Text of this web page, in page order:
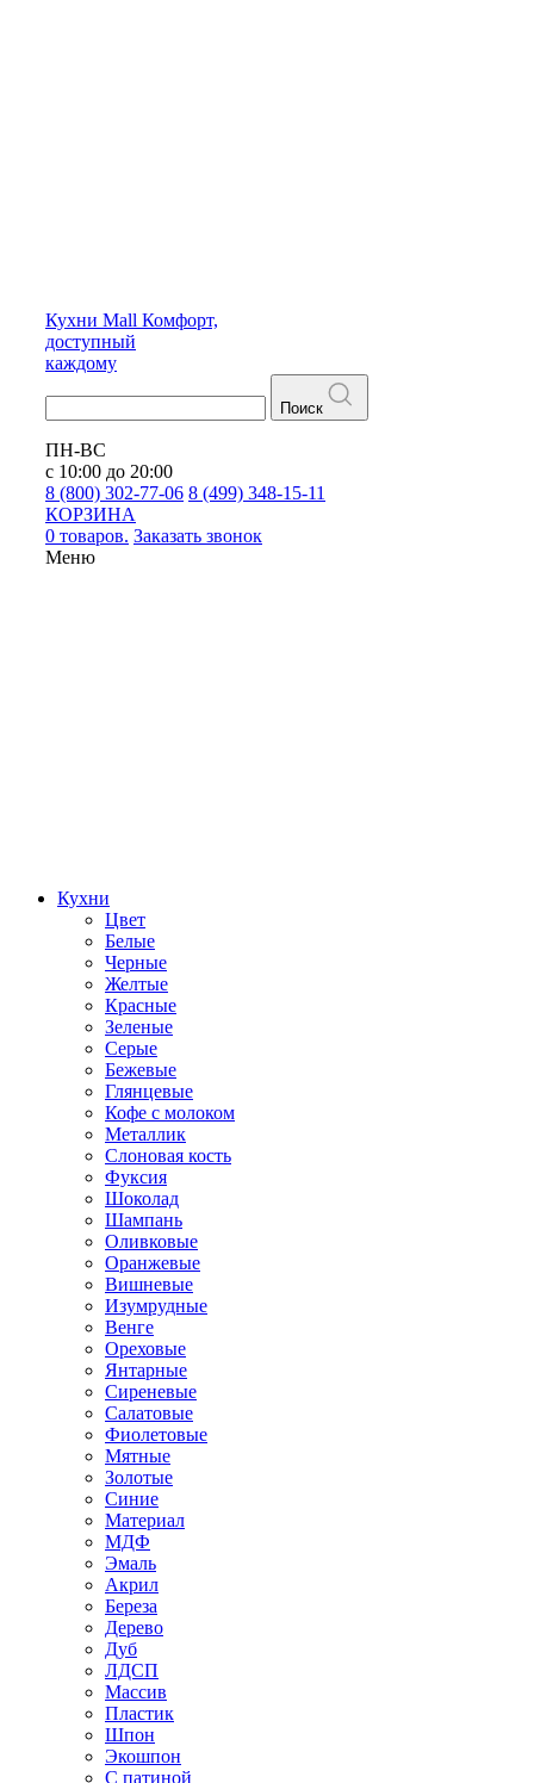
Кухни Mall Комфорт,
доступный
каждому
Поиск
ПН-ВС
с 10:00 до 20:00
8 (800) 302-77-06 8 (499) 348-15-11
КОРЗИНА
0 товаров. Заказать звонок
Меню
Кухни
Цвет
Белые
Черные
Желтые
Красные
Зеленые
Серые
Бежевые
Глянцевые
Кофе с молоком
Металлик
Слоновая кость
Фуксия
Шоколад
Шампань
Оливковые
Оранжевые
Вишневые
Изумрудные
Венге
Ореховые
Янтарные
Сиреневые
Салатовые
Фиолетовые
Мятные
Золотые
Синие
Материал
МДФ
Эмаль
Акрил
Береза
Дерево
Дуб
ЛДСП
Массив
Пластик
Шпон
Экошпон
С патиной